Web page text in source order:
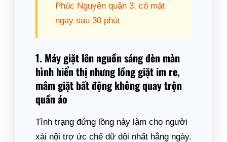
Phúc Nguyên quận 3, có mặt
ngay sau 30 phút
1. Máy giặt lên nguồn sáng đèn màn
hình hiển thị nhưng lồng giặt im re,
mâm giặt bất động không quay trộn
quần áo
Tình trạng đứng lồng này làm cho người
xài nội trợ ức chế dữ dội nhất hằng ngày.